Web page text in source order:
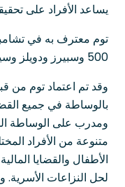
يساعد الأفراد على
توم معترف به في
500 وسبيرز ودويلز وسيتي ويلث لخبرته كمحامٍ ووسيط.
وقد تم اعتماد توم من
بالوساطة في جميع
ومدرب على الوساطة
متنوعة من الأفراد
الأطفال والقضايا
لحل النزاعات الأسرية.